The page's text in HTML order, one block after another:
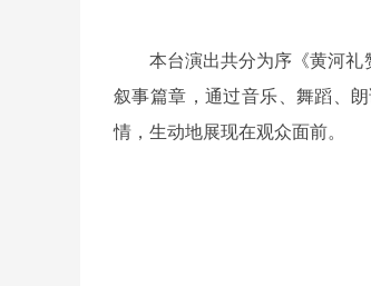
本台演出共分为序《黄河
叙事篇章，通过音乐、舞蹈、
情，生动地展现在观众面前。